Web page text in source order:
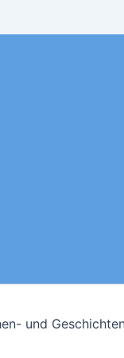
und